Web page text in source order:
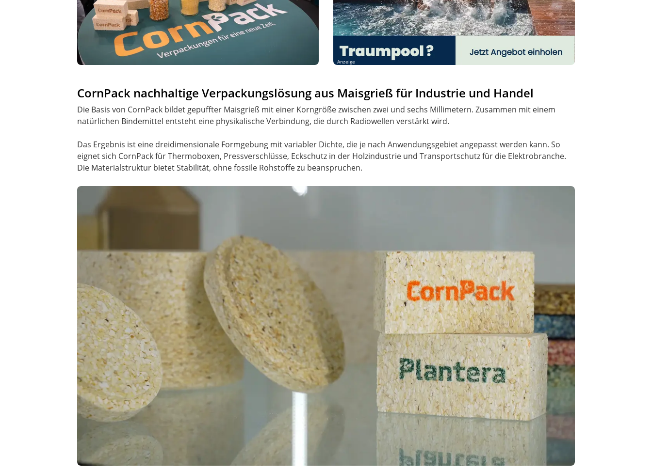
Anzeige
CornPack nachhaltige Verpackungslösung aus Maisgrieß für Industrie und Handel
Die Basis von CornPack bildet gepuffter Maisgrieß mit einer Korngröße zwischen zwei und sechs Millimetern. Zusammen mit einem
natürlichen Bindemittel entsteht eine physikalische Verbindung, die durch Radiowellen verstärkt wird.
Das Ergebnis ist eine dreidimensionale Formgebung mit variabler Dichte, die je nach Anwendungsgebiet angepasst werden kann. So
eignet sich CornPack für Thermoboxen, Pressverschlüsse, Eckschutz in der Holzindustrie und Transportschutz für die Elektrobranche.
Die Materialstruktur bietet Stabilität, ohne fossile Rohstoffe zu beanspruchen.